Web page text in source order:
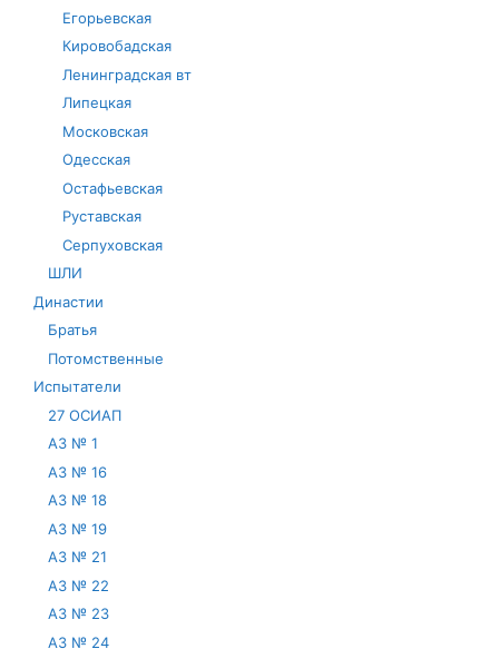
Егорьевская
Кировобадская
Ленинградская вт
Липецкая
Московская
Одесская
Остафьевская
Руставская
Серпуховская
ШЛИ
Династии
Братья
Потомственные
Испытатели
27 ОСИАП
АЗ № 1
АЗ № 16
АЗ № 18
АЗ № 19
АЗ № 21
АЗ № 22
АЗ № 23
АЗ № 24